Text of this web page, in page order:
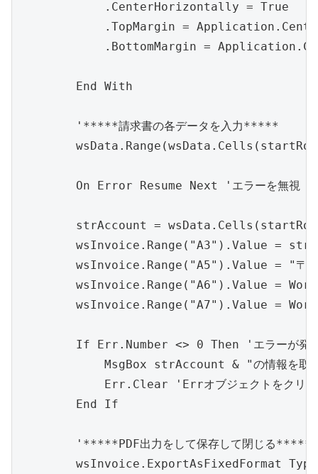
.CenterHorizontally = True
.TopMargin =
.BottomMargin =
        End With
        '*****請求書の各データを入力*****
        On Error Resume Next 'エラーを無視
strAccount =
wsInvoice.Range("A3").Value =
wsInvoice.Range("A5").Value = "〒
wsInvoice.Range("A6").Value =
wsInvoice.Range("A7").Value =
If Err.Number <> 0 Then 'エラーが発生
MsgBox strAccount & "の情報を取得
            Err.Clear 'Errオブジェクトをクリア
        End If
        '*****PDF出力をして保存して閉じる*****
wsInvoice.ExportAsFixedFormat